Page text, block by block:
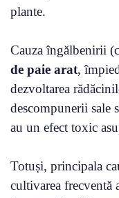
plante.
Cauza îngălbenirii
de paie arat,
dezvoltarea
descompunerii sale
au un efect toxic
Totuși, principala
cultivarea frecventă